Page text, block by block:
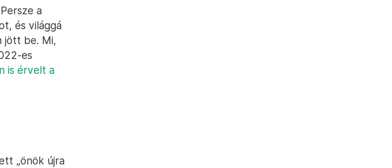
a
és világgá
jött be. Mi,
es
is érvelt a
„önök újra